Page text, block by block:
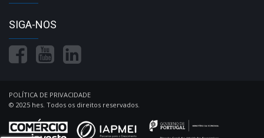
SIGA-NOS
POLÍTICA DE PRIVACIDADE
© 2025 hes. Todos os direitos reservados.